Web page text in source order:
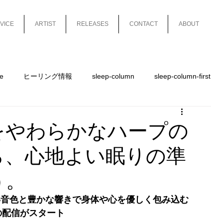
ARTIST RELEASES CONTACT ABOUT
ヒーリング情報 sleep-column sleep-column-first
わらかなハープの
心地よい眠りの準
色と豊かな響きで身体や心を優しく包み込む
信がスタート